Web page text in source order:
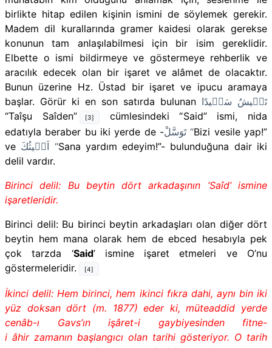
birlikte hitap edilen kişinin ismini de söylemek gerekir.
Madem dil kurallarında gramer kaidesi olarak gerekse
konunun tam anlaşılabilmesi için bir isim gereklidir.
Elbette o ismi bildirmeye ve göstermeye rehberlik ve
aracılık edecek olan bir işaret ve alâmet de olacaktır.
Bunun üzerine Hz. Üstad bir işaret ve ipucu aramaya
başlar. Görür ki en son satırda bulunan تَع۪يشُ سَع۪يدًا
“Taîşu Saîden’’
[3] cümlesindeki “Said” ismi, nida
edatıyla beraber bu iki yerde de -
تَوَسَّلْ “Bizi vesile yap!”
ve اَغ۪يثُكَ “Sana yardım edeyim!”- bulunduğuna dair iki
delil vardır.
Birinci delil: Bu beytin dört arkadaşının ‘Saîd’ ismine
işaretle­ridir.
Birinci delil:Bu birinci beytin arkadaşları olan diğer dört
beytin hem mana olarak hem de ebced hesabıyla pek
çok tarzda ‘Said’ ismine işaret etmeleri ve O’nu
göstermeleridir.
[4]
İkinci delil: Hem birinci, hem ikinci fıkra dahi, aynı bin iki
yüz doksan dört (m. 1877) eder ki, mü­teaddid yerde
cenâb-ı Gavs’ın işâret-i gaybiyesinden fitne-
i âhir zamanın başlangıcı olan tarihi gösteriyor. O tarih